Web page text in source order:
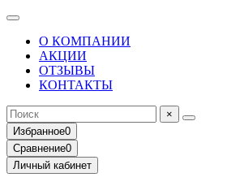
О КОМПАНИИ
АКЦИИ
ОТЗЫВЫ
КОНТАКТЫ
×
Избранное0
Сравнение0
Личный кабинет